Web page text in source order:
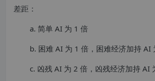
差距：
a. 简单 AI 为 1 倍
b. 困难 AI 为 1 倍，困难经济加持 AI
c. 凶残 AI 为 2 倍，凶残经济加持 AI